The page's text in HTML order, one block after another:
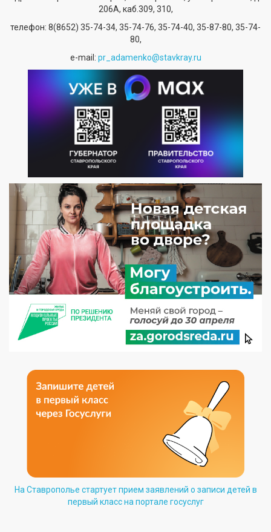
206А, каб.309, 310,
телефон: 8(8652) 35-74-34, 35-74-76, 35-74-40, 35-87-80, 35-74-
80,
е-mail: pr_adamenko@stavkray.ru
На Ставрополье стартует прием заявлений о записи детей в
первый класс на портале госуслуг